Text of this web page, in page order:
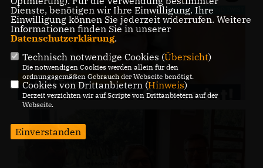
CDU Twist:
Dienste, benötigen wir Ihre Einwilligung. Ihre
Einwilligung können Sie jederzeit widerrufen. Weitere
Informationen finden Sie in unserer
Datenschutzerklärung.
Technisch notwendige Cookies (Übersicht)
Die notwendigen Cookies werden allein für den
ordnungsgemäßen Gebrauch der Webseite benötigt.
Cookies von Drittanbietern (Hinweis)
Derzeit verzichten wir auf Scripte von Drittanbietern auf der
Webseite.
Einverstanden